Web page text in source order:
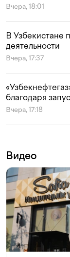
Вчера, 18:01
В Узбекистане
деятельности
Вчера, 17:37
благодаря
Вчера, 17:18
Видео